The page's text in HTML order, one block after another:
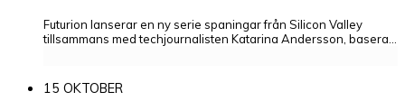
Futurion lanserar en ny serie spaningar från Silicon Valley
tillsammans med techjournalisten Katarina Andersson, basera...
15 OKTOBER